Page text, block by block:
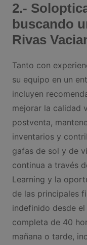
2.-
buscando
Rivas
Tanto con
su equipo en un
incluyen
mejorar la calidad
postventa,
inventarios y
gafas de sol y de
continua a través
Learning y la
de las principales
indefinido desde
completa de 40
mañana o tarde,